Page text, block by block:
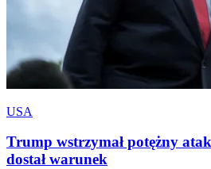
USA
Trump wstrzymał potężny
dostał warunek